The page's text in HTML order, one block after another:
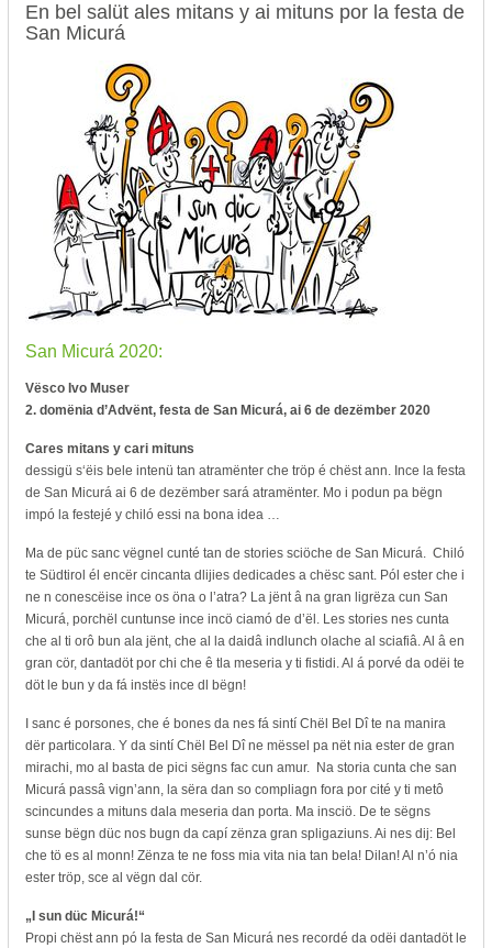
En bel salüt ales mitans y ai mituns por la festa de
San Micurá
San Micurá 2020:
Vësco Ivo Muser
2. domënia d’Advënt, festa de San Micurá, ai 6 de dezëmber 2020
Cares mitans y cari mituns
dessigü s‘ëis bele intenü tan atramënter che tröp é chëst ann. Ince la festa
de San Micurá ai 6 de dezëmber sará atramënter. Mo i podun pa bëgn
impó la festejé y chiló essi na bona idea …
Ma de püc sanc vëgnel cunté tan de stories sciöche de San Micurá. Chiló
te Südtirol él encër cincanta dlijies dedicades a chësc sant. Pól ester che i
ne n conescëise ince os öna o l’atra? La jënt â na gran ligrëza cun San
Micurá, porchël cuntunse ince incö ciamó de d’ël. Les stories nes cunta
che al ti orô bun ala jënt, che al la daidâ indlunch olache al sciafiâ. Al â en
gran cör, dantadöt por chi che ê tla meseria y ti fistidi. Al á porvé da odëi te
döt le bun y da fá instës ince dl bëgn!
I sanc é porsones, che é bones da nes fá sintí Chël Bel Dî te na manira
dër particolara. Y da sintí Chël Bel Dî ne mëssel pa nët nia ester de gran
mirachi, mo al basta de pici sëgns fac cun amur. Na storia cunta che san
Micurá passâ vign’ann, la sëra dan so compliagn fora por cité y ti metô
scincundes a mituns dala meseria dan porta. Ma insciö. De te sëgns
sunse bëgn düc nos bugn da capí zënza gran spligaziuns. Ai nes dij: Bel
che tö es al monn! Zënza te ne foss mia vita nia tan bela! Dilan! Al n’ó nia
ester tröp, sce al vëgn dal cör.
„I sun düc Micurá!“
Propi chëst ann pó la festa de San Micurá nes recordé da odëi dantadöt le